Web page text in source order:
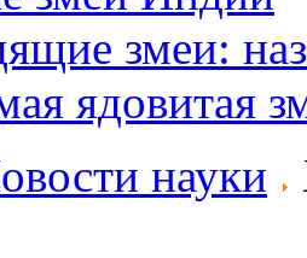
змеи:
ядовитая
науки